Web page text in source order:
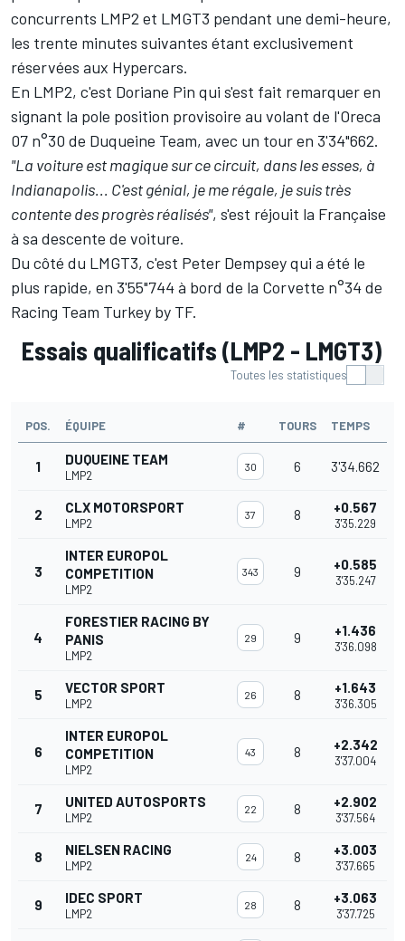
concurrents LMP2 et LMGT3 pendant une demi-heure,
les trente minutes suivantes étant exclusivement
réservées aux Hypercars.
En LMP2, c'est Doriane Pin qui s'est fait remarquer en
signant la pole position provisoire au volant de l'Oreca
07 n°30 de Duqueine Team, avec un tour en 3'34"662.
"La voiture est magique sur ce circuit, dans les esses, à
Indianapolis... C'est génial, je me régale, je suis très
contente des progrès réalisés", s'est réjouit la Française
à sa descente de voiture.
Du côté du LMGT3, c'est Peter Dempsey qui a été le
plus rapide, en 3'55"744 à bord de la Corvette n°34 de
Racing Team Turkey by TF.
Essais qualificatifs (LMP2 - LMGT3)
Toutes les statistiques
POS. ÉQUIPE # TOURS TEMPS
1 DUQUEINE TEAM
LMP2
30 6 3'34.662
2 CLX MOTORSPORT
LMP2
37 8 +0.567
3'35.229
3
INTER EUROPOL
COMPETITION
LMP2
343 9 +0.585
3'35.247
4
FORESTIER RACING BY
PANIS
LMP2
29 9 +1.436
3'36.098
5 VECTOR SPORT
LMP2
26 8 +1.643
3'36.305
6
INTER EUROPOL
COMPETITION
LMP2
43 8 +2.342
3'37.004
7 UNITED AUTOSPORTS
LMP2
22 8 +2.902
3'37.564
8 NIELSEN RACING
LMP2
24 8 +3.003
3'37.665
9 IDEC SPORT
LMP2
28 8 +3.063
3'37.725